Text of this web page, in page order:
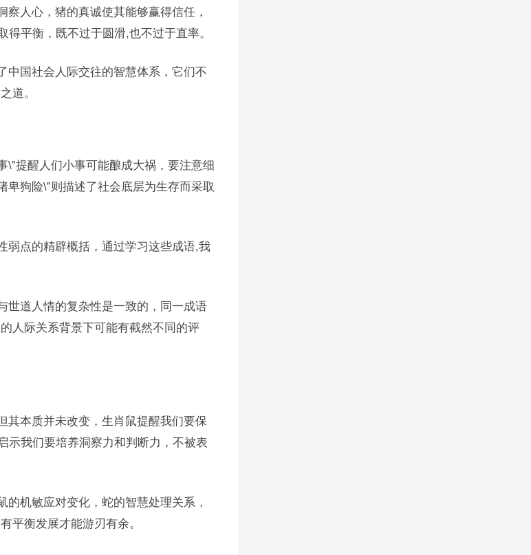
人心，猪的真诚使其能够赢得信任，
平衡，既不过于圆滑,也不过于直率。
中国社会人际交往的智慧体系，它们不
道。
提醒人们小事可能酿成大祸，要注意细
卑狗险\”则描述了社会底层为生存而采取
弱点的精辟概括，通过学习这些成语,我
世道人情的复杂性是一致的，同一成语
人际关系背景下可能有截然不同的评
其本质并未改变，生肖鼠提醒我们要保
示我们要培养洞察力和判断力，不被表
机敏应对变化，蛇的智慧处理关系，
平衡发展才能游刃有余。